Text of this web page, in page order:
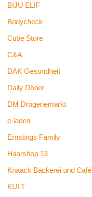
BIJU ELIF
Bodycheck
Cube Store
C&A
DAK Gesundheit
Daily Döner
DM Drogeriemarkt
e-laden
Ernstings Family
Haarshop 13
Knaack Bäckerei und Café
KULT